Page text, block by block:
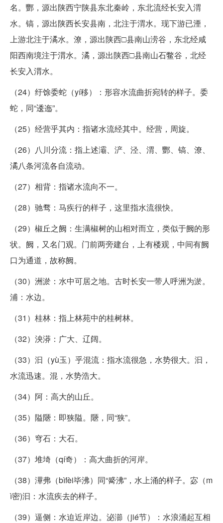
名。酆，源出陕西宁陕县东北秦岭，东北流经长安入渭
水。镐，源出陕西长安县南，北注于渭水。现下游已湮，
上游北注于潏水。潦，源出陕西□县南山涝谷，东北经咸
阳西南境注于渭水。潏，源出陕西□县南山石鳖谷，北经
长安入渭水。
（24）纡馀委蛇（yí移）：形容水流曲折宛转的样子。委
蛇，同“逶迤”。
（25）经营乎其内：指诸水流经其中。经营，周旋。
（26）八川分流：指上述灞、浐、泾、渭、酆、镐、潦、
潏八条河流各自流动。
（27）相背：指诸水流向不一。
（28）驰骛：马疾行的样子，这里指水流很快。
（29）椒丘之阙：生满椒树的山相对而立，类似于阙的形
状。阙，又名门观。门前两旁建台，上有楼观，中间有阙
口为通道，故称阙。
（30）洲淤：水中可居之地。古时长安一带人呼洲为淤。
浦：水边。
（31）桂林：指上林苑中的桂树林。
（32）泱漭：广大、辽阔。
（33）汩（yù玉）乎混流：指水流很急，水势很大。汩，
水流迅速。混，水势浩大。
（34）阿：高大的山丘。
（35）隘陿：即狭隘。陿，同“狭”。
（36）穹石：大石。
（37）堆埼（qí奇）：高大曲折的河岸。
（38）滭弗（bìfèi毕沸）同“觱沸”，水上涌的样子。宓（m
ì密)汩：水流疾去的样子。
（39）逼侧：水迫近岸边。泌瀄（jié节）：水浪涌起互相